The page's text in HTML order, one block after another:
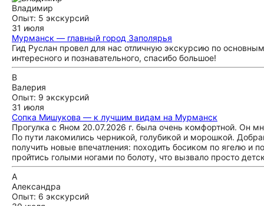
Владимир
Опыт: 5 экскурсий
31 июля
Мурманск — главный город Заполярья
Гид Руслан провел для нас отличную экскурсию по
интересного и познавательного, спасибо большое!
В
Валерия
Опыт: 9 экскурсий
31 июля
Сопка Мишукова — к лучшим видам на Мурманск
Прогулка с Яном 20.07.2026 г. была очень комфортной. Он
По пути лакомились черникой, голубикой и морошкой.
получить новые впечатления: походить босиком по ягелю и
пройтись голыми ногами по болоту, что вызвало просто
А
Александра
Опыт: 6 экскурсий